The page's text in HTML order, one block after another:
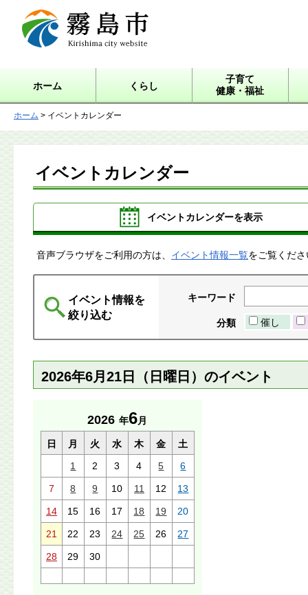
霧島市 Kirishima city
website
ホーム くらし
子育て
健康・福祉
ホーム > イベントカレンダー
イベントカレンダー
イベントカレンダーを表示
音声ブラウザをご利用の方は、 イベント情報一覧をご覧くだ
イベント情報を
絞り込む
キーワード
分類 催し
2026年6月21日（日曜日）のイベント
2026 年6月
日 月 火 水 木 金
土
1
2 3 4 5 6
7 8 9 10 11 12 13
14 15 16 17 18 19 20
21 22 23 24 25 26 27
28 29 30